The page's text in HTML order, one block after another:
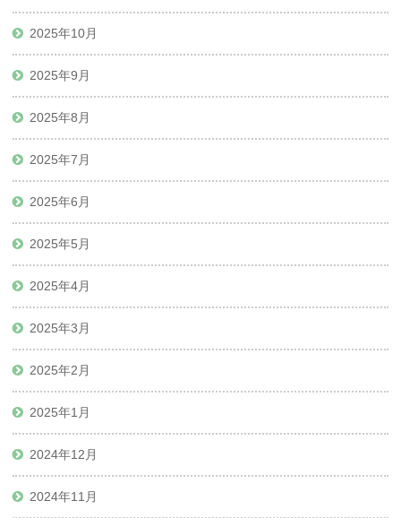
2025年10月
2025年9月
2025年8月
2025年7月
2025年6月
2025年5月
2025年4月
2025年3月
2025年2月
2025年1月
2024年12月
2024年11月